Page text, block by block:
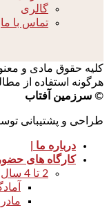
گالری
تماس با ما
کلیه حقوق مادی و
© سرزمین آفتاب
طراحی و پشتیبانی
درباره ما |
کارگاه های
2 تا 4 سال